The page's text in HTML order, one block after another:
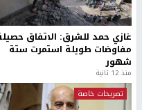
غازي حمد للشرق: الاتفاق
مفاوضات طويلة استمرت ستة
شهور
منذ 12 ثانية
تصريحات خاصة